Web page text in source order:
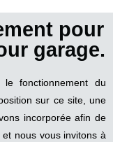
pour
garage.
le fonctionnement du
sur ce site, une
incorporée afin de
et nous vous invitons à